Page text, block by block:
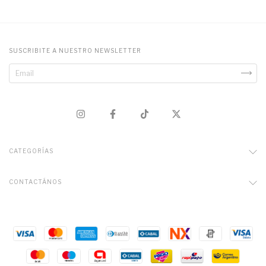
SUSCRIBITE A NUESTRO NEWSLETTER
CATEGORÍAS
CONTACTÁNOS